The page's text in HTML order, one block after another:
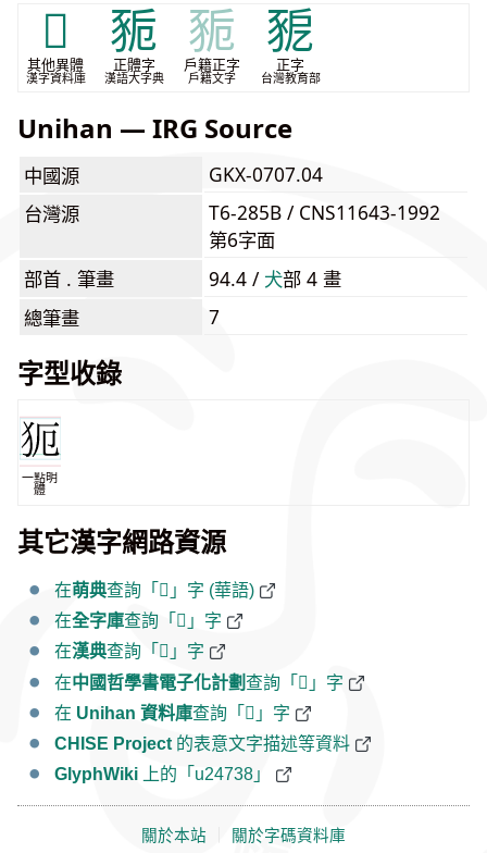
𤝤
其他異體
漢字資料庫
䝈
正體字
漢語大字典
䝈
戶籍正字
戶籍文字
豟
正字
台灣教育部
Unihan — IRG Source
中國源
GKX-0707.04
台灣源
T6-285B / CNS11643-1992
第6字面
部首 . 筆畫
94.4 / ⽝部 4 畫
總筆畫
7
字型收錄
一點明
體
其它漢字網路資源
在萌典查詢「𤜸」字 (華語)
在全字庫查詢「𤜸」字
在漢典查詢「𤜸」字
在中國哲學書電子化計劃查詢「𤜸」字
在 Unihan 資料庫查詢「𤜸」字
CHISE Project 的表意文字描述等資料
GlyphWiki 上的「u24738」
關於本站 關於字碼資料庫